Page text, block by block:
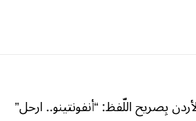
بِصريح اللّفظ: “أنفونتينو.. ارحل”